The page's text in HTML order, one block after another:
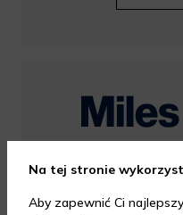
Korzystaj z
mile za
Na tej stronie
Aby zapewnić Ci